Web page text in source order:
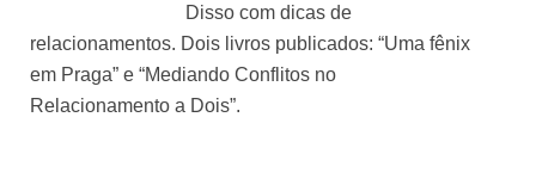
Disso com dicas de
relacionamentos. Dois livros publicados: “Uma fênix
em Praga” e “Mediando Conflitos no
Relacionamento a Dois”.